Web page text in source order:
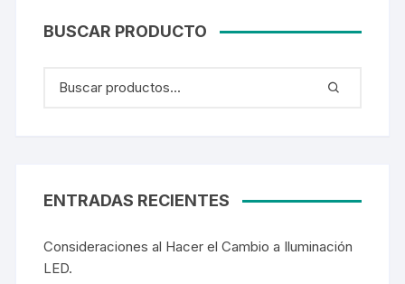
BUSCAR PRODUCTO
ENTRADAS RECIENTES
Consideraciones al Hacer el Cambio a Iluminación
LED.